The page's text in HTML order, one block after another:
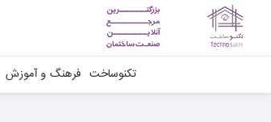
تکنوساخت فرهنگ و آموزش